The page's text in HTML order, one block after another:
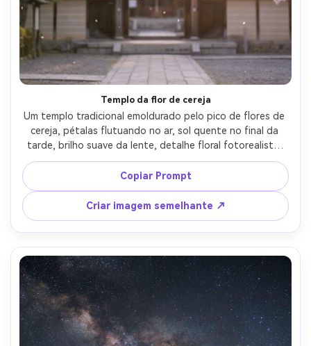
Templo da flor de cereja
Um templo tradicional emoldurado pelo pico de flores de
cereja, pétalas flutuando no ar, sol quente no final da
tarde, brilho suave da lente, detalhe floral fotorealista,
tirado em Canon EOS R5, 85mm, f/1.8, bokeh cremoso,
classificação romântica de cores da primavera,
configuração de retrato de viagem editorial sem
pessoas- -ar 4:5
Copiar Prompt
Criar imagem semelhante ↗